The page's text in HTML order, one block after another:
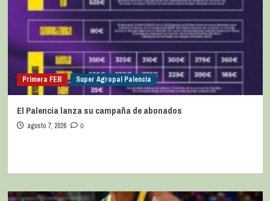
Primera FEB Super Agropal Palencia
El Palencia lanza su campaña de abonados
agosto 7, 2026 0